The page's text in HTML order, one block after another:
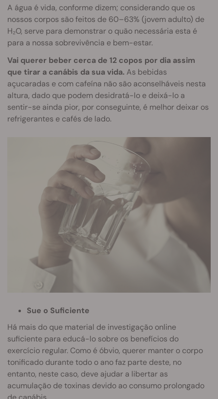
A água é vida, conforme dizem; considerando que os
nossos corpos são feitos de 60–63% (jovem adulto) de
H₂O, serve para demonstrar o quão necessária esta é
para a nossa sobrevivência e bem-estar.
Vai querer beber cerca de 12 copos por dia assim
que tirar a canábis da sua vida. As bebidas
açucaradas e com cafeína não são aconselháveis nesta
altura, dado que podem desidratá-lo e deixá-lo a
sentir-se ainda pior, por conseguinte, é melhor deixar os
refrigerantes e cafés de lado.
Sue o Suficiente
Há mais do que material de investigação online
suficiente para educá-lo sobre os benefícios do
exercício regular. Como é óbvio, querer manter o corpo
tonificado durante todo o ano faz parte deste, no
entanto, neste caso, deve ajudar a libertar as
acumulação de toxinas devido ao consumo prolongado